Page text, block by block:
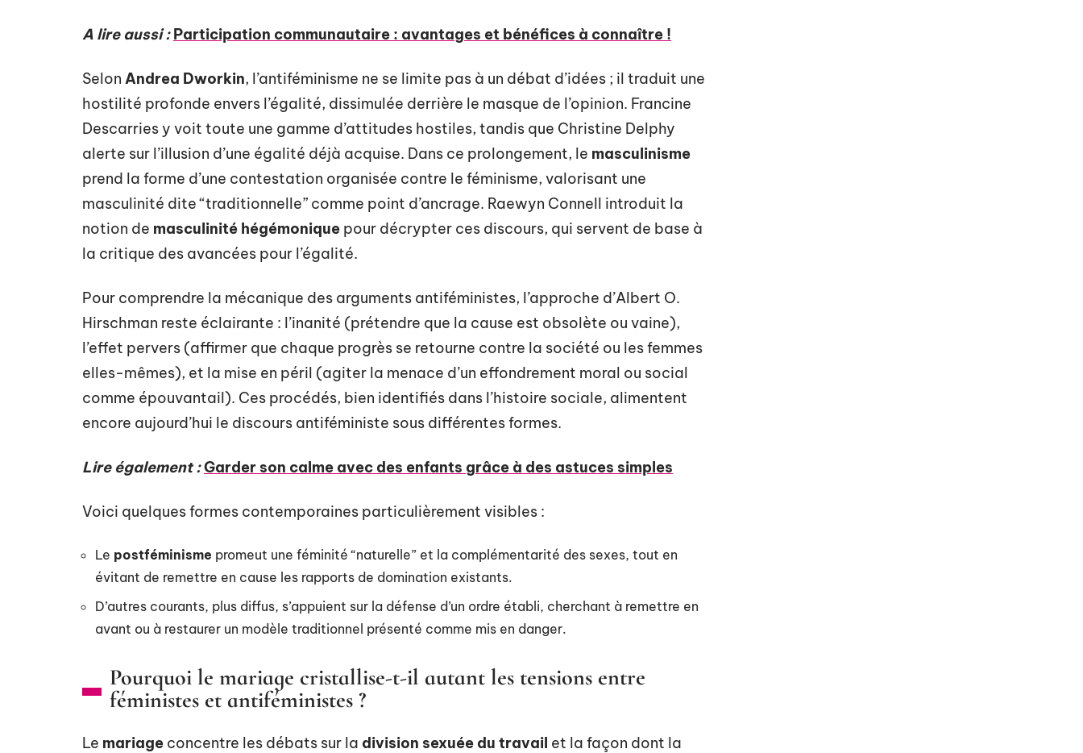
A lire aussi : Participation communautaire : avantages et bénéfices à connaître !
Selon Andrea Dworkin, l’antiféminisme ne se limite pas à un débat d’idées ; il traduit une
hostilité profonde envers l’égalité, dissimulée derrière le masque de l’opinion. Francine
Descarries y voit toute une gamme d’attitudes hostiles, tandis que Christine Delphy
alerte sur l’illusion d’une égalité déjà acquise. Dans ce prolongement, le masculinisme
prend la forme d’une contestation organisée contre le féminisme, valorisant une
masculinité dite “traditionnelle” comme point d’ancrage. Raewyn Connell introduit la
notion de masculinité hégémonique pour décrypter ces discours, qui servent de base à
la critique des avancées pour l’égalité.
Pour comprendre la mécanique des arguments antiféministes, l’approche d’Albert O.
Hirschman reste éclairante : l’inanité (prétendre que la cause est obsolète ou vaine),
l’effet pervers (affirmer que chaque progrès se retourne contre la société ou les femmes
elles-mêmes), et la mise en péril (agiter la menace d’un effondrement moral ou social
comme épouvantail). Ces procédés, bien identifiés dans l’histoire sociale, alimentent
encore aujourd’hui le discours antiféministe sous différentes formes.
Lire également :Garder son calme avec des enfants grâce à des astuces simples
Voici quelques formes contemporaines particulièrement visibles :
Le postféminisme promeut une féminité “naturelle” et la complémentarité des sexes, tout en
évitant de remettre en cause les rapports de domination existants.
D’autres courants, plus diffus, s’appuient sur la défense d’un ordre établi, cherchant à remettre en
avant ou à restaurer un modèle traditionnel présenté comme mis en danger.
Pourquoi le mariage cristallise-t-il autant les tensions entre
féministes et antiféministes ?
Le mariage concentre les débats sur la division sexuée du travail et la façon dont la